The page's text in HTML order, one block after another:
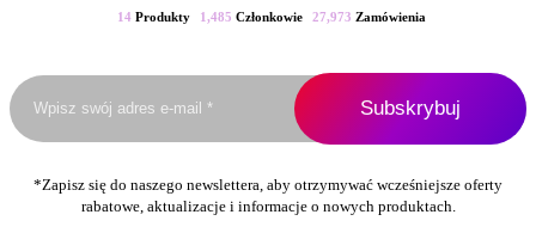
14 Produkty 1,485 Członkowie 27,973 Zamówienia
*Zapisz się do naszego newslettera, aby otrzymywać wcześniejsze oferty
rabatowe, aktualizacje i informacje o nowych produktach.